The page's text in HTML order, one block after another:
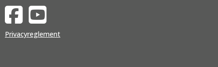
Privacyreglement